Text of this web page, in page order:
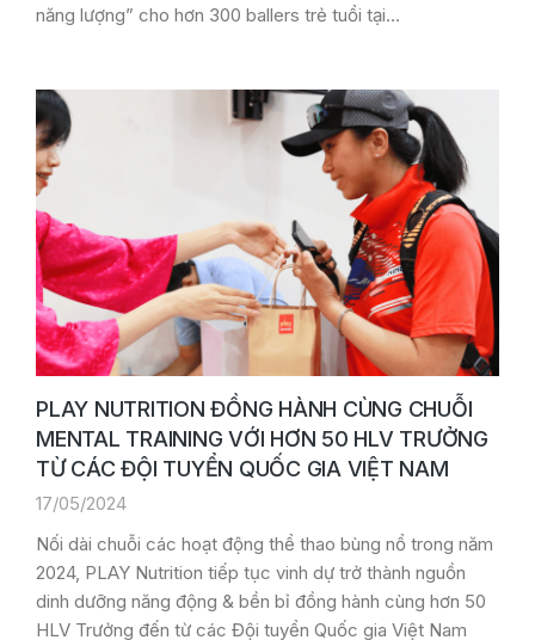
năng lượng” cho hơn 300 ballers trẻ tuổi tại…
PLAY NUTRITION ĐỒNG HÀNH CÙNG CHUỖI
MENTAL TRAINING VỚI HƠN 50 HLV TRƯỞNG
TỪ CÁC ĐỘI TUYỂN QUỐC GIA VIỆT NAM
17/05/2024
Nối dài chuỗi các hoạt động thể thao bùng nổ trong năm
2024, PLAY Nutrition tiếp tục vinh dự trở thành nguồn
dinh dưỡng năng động & bền bỉ đồng hành cùng hơn 50
HLV Trưởng đến từ các Đội tuyển Quốc gia Việt Nam